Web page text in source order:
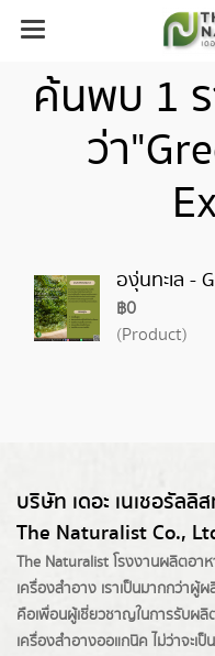
ค้นพบ 1
ว่า
องุ่นทะเล -
฿0
(Product)
บริษัท เดอะ เนเชอรัลลิ
The Naturalist Co.,
The Naturalist โรงงานผลิตอาห
เครื่องสำอาง เราเป็นมากกว่าผู้ผ
คือเพื่อนผู้เชี่ยวชาญในการรับผ
เครื่องสำอางออแกนิค ไม่ว่าจะ